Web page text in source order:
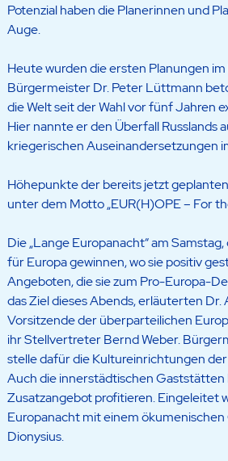
Potenzial haben die Planerinnen und
Auge.
Heute wurden die ersten Planungen
Bürgermeister Dr. Peter Lüttmann
die Welt seit der Wahl vor fünf Jahren
Hier nannte er den Überfall Russlands
kriegerischen Auseinandersetzungen
Höhepunkte der bereits jetzt
unter dem Motto „EUR(H)OPE – For
Die „Lange Europanacht“ am
für Europa gewinnen, wo sie positiv
Angeboten, die sie zum Pro-Europa-
das Ziel dieses Abends, erläuterten Dr.
Vorsitzende der überparteilichen
ihr Stellvertreter Bernd Weber.
stelle dafür die Kultureinrichtungen
Auch die innerstädtischen
Zusatzangebot profitieren. Eingeleitet
Europanacht mit einem
Dionysius.